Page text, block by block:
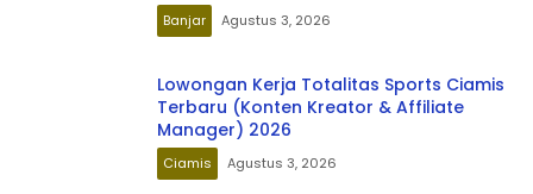
Banjar Agustus 3, 2026
Lowongan Kerja Totalitas Sports Ciamis
Terbaru (Konten Kreator & Affiliate
Manager) 2026
Ciamis Agustus 3, 2026